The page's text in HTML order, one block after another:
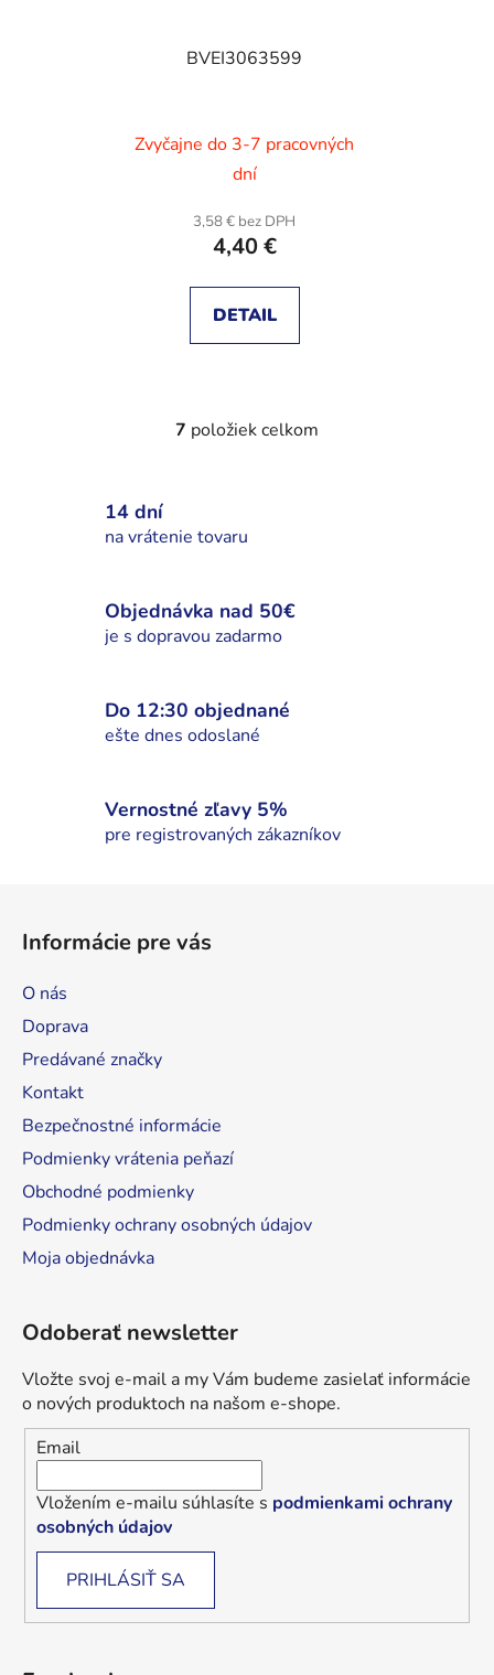
BVEI3063599
Zvyčajne do 3-7 pracovných
dní
3,58 € bez DPH
4,40 €
DETAIL
O
d
i
e
v
k
ý
p
7 položiek celkom
14 dní
na vrátenie tovaru
Objednávka nad 50€
je s dopravou zadarmo
Do 12:30 objednané
ešte dnes odoslané
Vernostné zľavy 5%
pre registrovaných zákazníkov
Informácie pre vás
O nás
Doprava
Predávané značky
Kontakt
Bezpečnostné informácie
Podmienky vrátenia peňazí
Obchodné podmienky
Podmienky ochrany osobných údajov
Moja objednávka
Odoberať newsletter
Vložte svoj e-mail a my Vám budeme zasielať informácie
o nových produktoch na našom e-shope.
Email
Vložením e-mailu súhlasíte s podmienkami ochrany
osobných údajov
PRIHLÁSIŤ SA